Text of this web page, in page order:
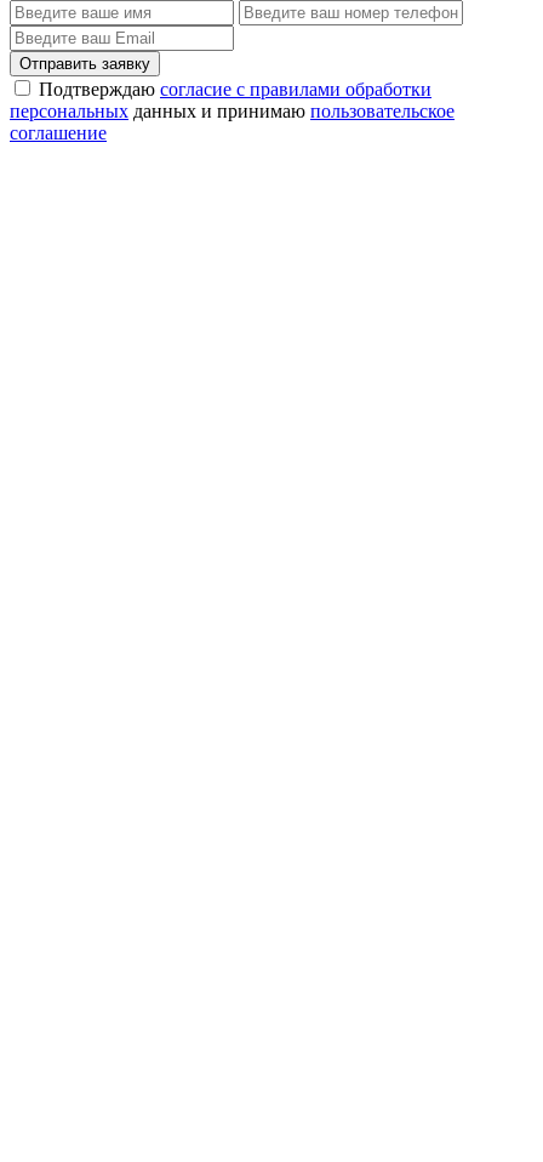
Отправить заявку
Подтверждаю согласие с правилами обработки
персональных данных и принимаю пользовательское
соглашение